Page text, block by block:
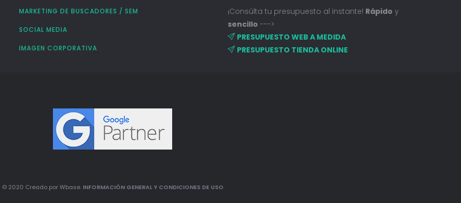
MARKETING DE BUSCADORES / SEM
SOCIAL MEDIA
IMAGEN CORPORATIVA
¡Consúlta tu presupuesto al instante! Rápido y
sencillo --->
PRESUPUESTO WEB A MEDIDA
PRESUPUESTO TIENDA ONLINE
© 2020 Creado por Wbase. INFORMACIÓN GENERAL Y CONDICIONES DE USO